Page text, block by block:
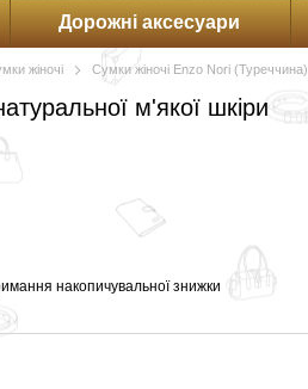
Дорожні аксесуари
жіночі Сумки жіночі Enzo Nori (Туреччина)
м'якої шкіри
накопичувальної знижки